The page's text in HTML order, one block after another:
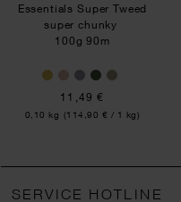
Essentials Super Tweed
super chunky
100g 90m
11,49 €
Inhalt:
0,10 kg (114,90 € / 1 kg)
SERVICE HOTLINE